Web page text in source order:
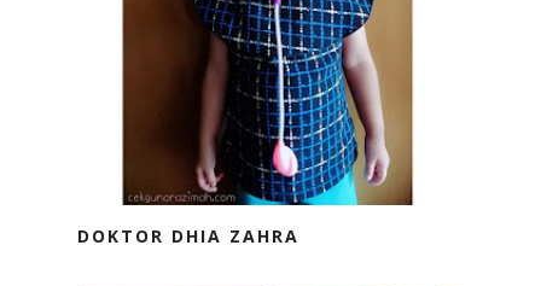
DOKTOR DHIA ZAHRA